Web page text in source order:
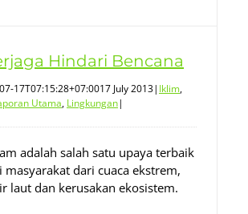
Hindari Bencana
17T07:15:28+07:0017 July 2013| Iklim,
Utama, Lingkungan|
adalah salah satu upaya terbaik
masyarakat dari cuaca ekstrem,
laut dan kerusakan ekosistem.